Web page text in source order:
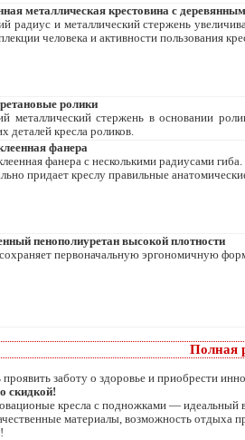
металлическая крестовина с
радиус и металлический стержень
человека и активности пользования
ролики
металлический стержень в основании
деталей кресла роликов.
фанера
фанера с несколькими радиусами гиба.
придает креслу правильные
пенополиуретан высокой плотности
первоначальную эргономичную
Полная
заботу о здоровье и приобрести
скидкой!
кресла с подножками — идеальный
материалы, возможность отдыха